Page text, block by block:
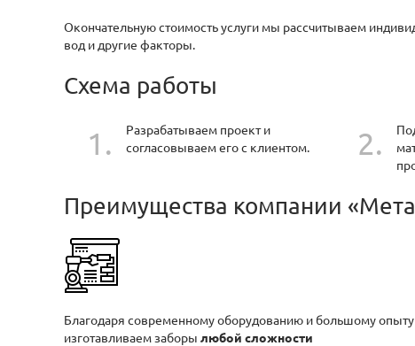
Окончательную стоимость услуги мы рассчитываем
вод и другие факторы.
Схема работы
Разрабатываем проект и
согласовываем его с клиентом.
Преимущества компании
Благодаря современному оборудованию и большому
изготавливаем заборы любой сложности